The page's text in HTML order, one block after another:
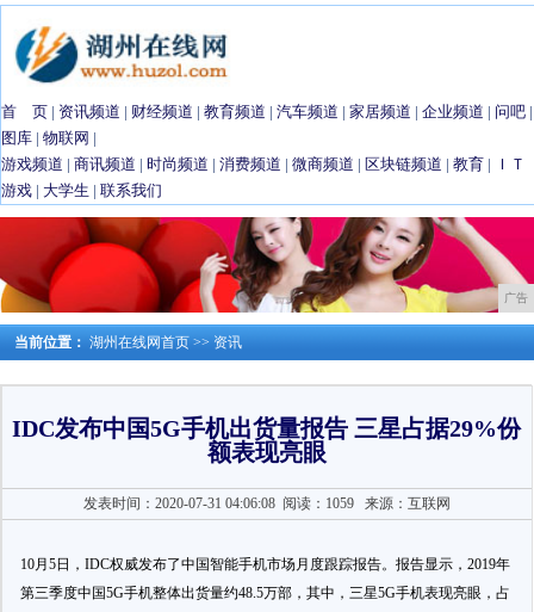
首 页 | 资讯频道 | 财经频道 | 教育频道 | 汽车频道 | 家居频道 | 企业频道 | 问吧 |
图库 | 物联网 |
游戏频道 | 商讯频道 | 时尚频道 | 消费频道 | 微商频道 | 区块链频道 | 教育 |
ＩＴ
游戏 | 大学生 | 联系我们
广告
当前位置： 湖州在线网首页 >> 资讯
IDC发布中国5G手机出货量报告 三星占据29%份
额表现亮眼
发表时间：2020-07-31 04:06:08 阅读：1059来源：互联网
10月5日，IDC权威发布了中国智能手机市场月度跟踪报告。报告显示，2019年
第三季度中国5G手机整体出货量约48.5万部，其中，三星5G手机表现亮眼，占